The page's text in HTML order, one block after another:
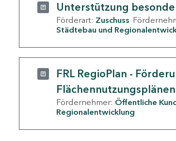
Unterstützung
Förderart: Zuschuss
Städtebau und
FRL RegioPlan -
Fördernehmer: Öffentliche
Regionalentwicklung